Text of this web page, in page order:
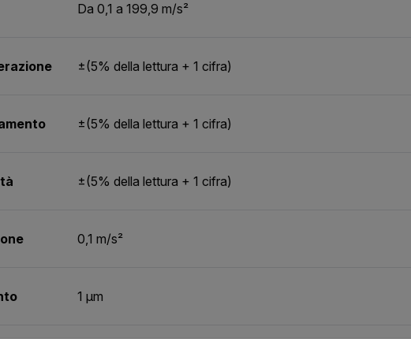
Da 0,1 a 199,9 m/s²
±(5% della lettura + 1 cifra)
±(5% della lettura + 1 cifra)
±(5% della lettura + 1 cifra)
0,1 m/s²
1 µm
country and language from the options below to access the